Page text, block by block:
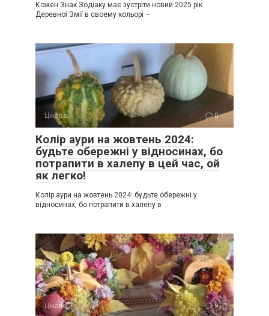
Кожен Знак Зодіаку має зустріти новий 2025 рік
Деревної Змії в своему кольорі –
Цікаве 0
Колір аури на жовтень 2024:
будьте обережні у відносинах, бо
потрапити в халепу в цей час, ой
як легко!
Колір аури на жовтень 2024: будьте обережні у
відносинах, бо потрапити в халепу в
Цікаве 0